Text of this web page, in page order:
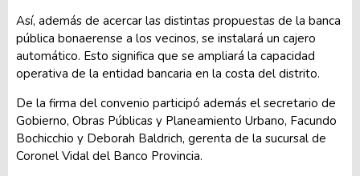
Así, además de acercar las distintas propuestas de la banca
pública bonaerense a los vecinos, se instalará un cajero
automático. Esto significa que se ampliará la capacidad
operativa de la entidad bancaria en la costa del distrito.
De la firma del convenio participó además el secretario de
Gobierno, Obras Públicas y Planeamiento Urbano, Facundo
Bochicchio y Deborah Baldrich, gerenta de la sucursal de
Coronel Vidal del Banco Provincia.